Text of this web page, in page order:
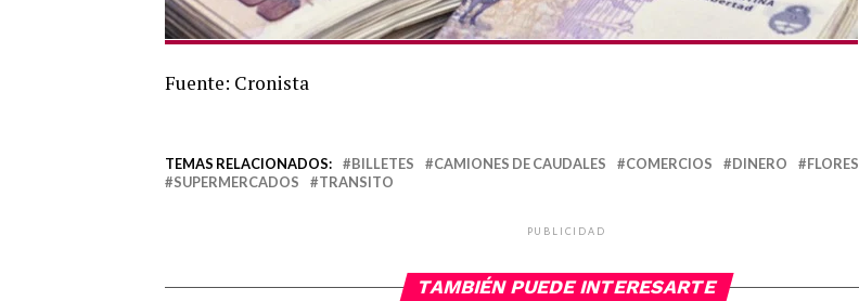
Fuente: Cronista
TEMAS RELACIONADOS: BILLETES CAMIONES DE CAUDALES COMERCIOS DINERO
FLORES
SUPERMERCADOS
TRANSITO
PUBLICIDAD
TAMBIÉN PUEDE INTERESARTE